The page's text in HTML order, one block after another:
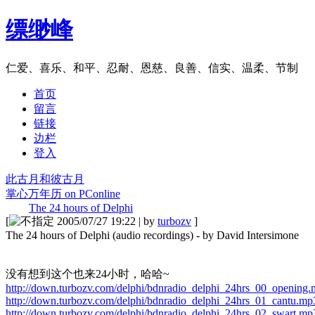
缥缈峰
仁爱、喜乐、和平、忍耐、恩慈、良善、信实、温柔、节制
首页
留言
链接
边栏
登入
此古月和彼古月
掌心万年历 on PConline
The 24 hours of Delphi
[
2005/07/27 19:22 | by turbozv ]
The 24 hours of Delphi (audio recordings) - by David Intersimone
没有想到这个也来24小时，哈哈~
http://down.turbozv.com/delphi/
http://down.turbozv.com/delphi/